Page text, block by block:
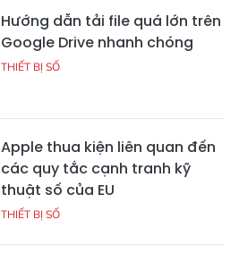
Hướng dẫn tải file quá lớn trên
Google Drive nhanh chóng
THIẾT BỊ SỐ
Apple thua kiện liên quan đến
các quy tắc cạnh tranh kỹ
thuật số của EU
THIẾT BỊ SỐ